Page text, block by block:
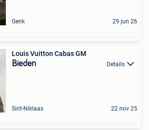
Genk 29 jun 26
Louis Vuitton Cabas GM
Bieden Details
Sint-Niklaas 22 nov 25